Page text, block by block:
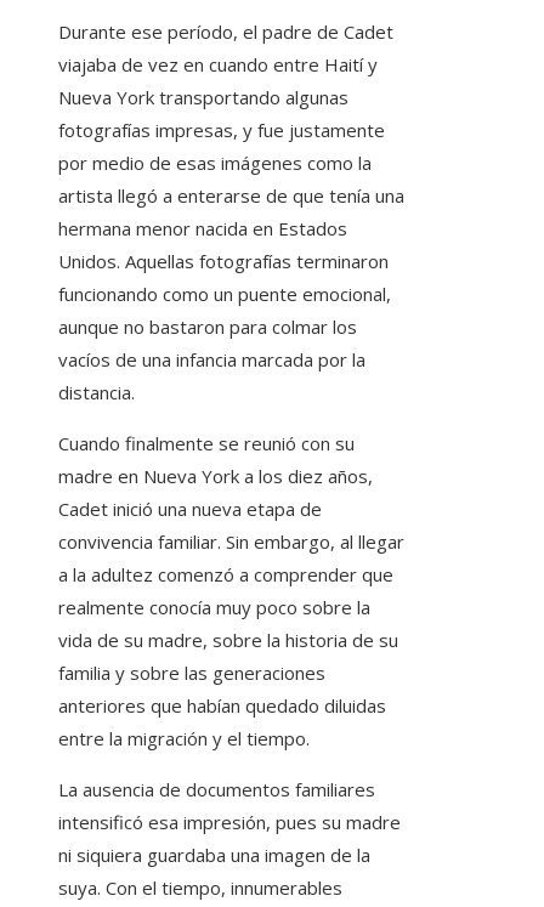
Durante ese período, el padre de Cadet
viajaba de vez en cuando entre Haití y
Nueva York transportando algunas
fotografías impresas, y fue justamente
por medio de esas imágenes como la
artista llegó a enterarse de que tenía una
hermana menor nacida en Estados
Unidos. Aquellas fotografías terminaron
funcionando como un puente emocional,
aunque no bastaron para colmar los
vacíos de una infancia marcada por la
distancia.
Cuando finalmente se reunió con su
madre en Nueva York a los diez años,
Cadet inició una nueva etapa de
convivencia familiar. Sin embargo, al llegar
a la adultez comenzó a comprender que
realmente conocía muy poco sobre la
vida de su madre, sobre la historia de su
familia y sobre las generaciones
anteriores que habían quedado diluidas
entre la migración y el tiempo.
La ausencia de documentos familiares
intensificó esa impresión, pues su madre
ni siquiera guardaba una imagen de la
suya. Con el tiempo, innumerables